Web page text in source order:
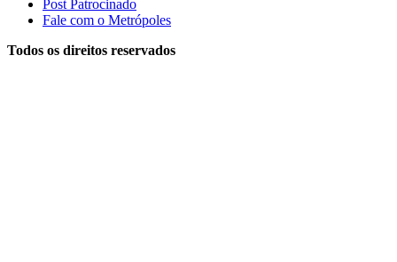
Post Patrocinado
Fale com o Metrópoles
Todos os direitos reservados